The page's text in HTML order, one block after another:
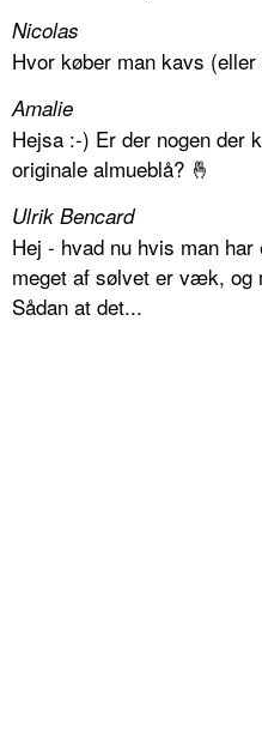
Nicolas
Hvor køber man kavs
Amalie
Hejsa :-) Er der nogen der
originale almueblå? 🤞
Ulrik Bencard
Hej - hvad nu hvis man
meget af sølvet er væk, og
Sådan at det...